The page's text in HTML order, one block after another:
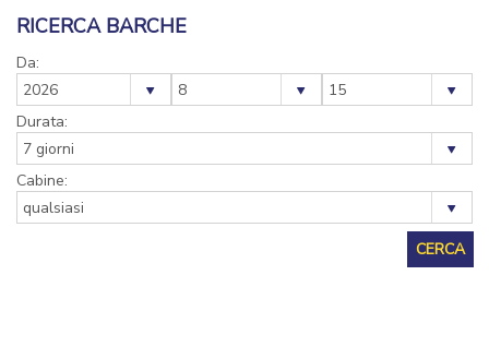
RICERCA BARCHE
Da:
Durata:
Cabine: